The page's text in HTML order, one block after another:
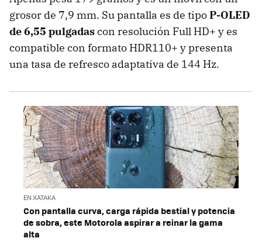
grosor de 7,9 mm. Su pantalla es de tipoP-OLED
de 6,55 pulgadascon resolución Full HD+ y es
compatible con formato HDR110+ y presenta
una tasa de refresco adaptativa de 144 Hz.
EN XATAKA
Con pantalla curva, carga rápida bestial y potencia
de sobra, este Motorola aspirar a reinar la gama
alta